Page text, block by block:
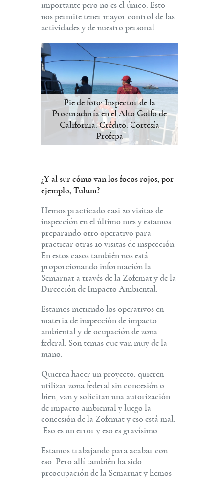
importante pero no es el único. Esto
nos permite tener mayor control de las
actividades y de nuestro personal.
Pie de foto: Inspector de la
Procuraduría en el Alto Golfo de
California. Crédito: Cortesía
Profepa
¿Y al sur cómo van los focos rojos, por
ejemplo, Tulum?
Hemos practicado casi 20 visitas de
inspección en el último mes y estamos
preparando otro operativo para
practicar otras 10 visitas de inspección.
En estos casos también nos está
proporcionando información la
Semarnat a través de la Zofemat y de la
Dirección de Impacto Ambiental.
Estamos metiendo los operativos en
materia de inspección de impacto
ambiental y de ocupación de zona
federal. Son temas que van muy de la
mano.
Quieren hacer un proyecto, quieren
utilizar zona federal sin concesión o
bien, van y solicitan una autorización
de impacto ambiental y luego la
concesión de la Zofemat y eso está mal.
Eso es un error y eso es gravísimo.
Estamos trabajando para acabar con
eso. Pero allí también ha sido
preocupación de la Semarnat y hemos